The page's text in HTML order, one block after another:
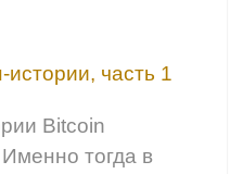
Bitcoin
тогда в